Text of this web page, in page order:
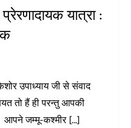
यात्रा :
उपाध्याय जी से संवाद
तो हैं ही परन्तु आपकी
आपने जम्मू-कश्मीर […]